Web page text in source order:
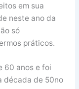
em sua
neste ano da
só
práticos.
60 anos e foi
década de 50no